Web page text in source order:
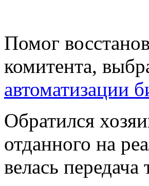
Помог
комитента,
автоматизации
Обратился
отданного на
велась